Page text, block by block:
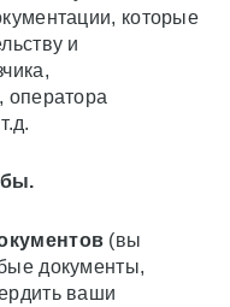
которые
и
оператора
(вы
документы,
ваши